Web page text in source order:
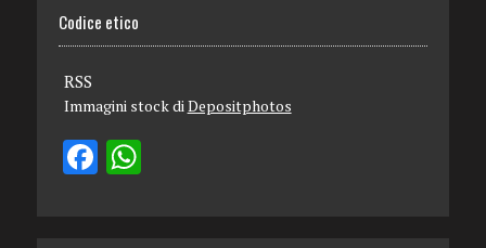
Codice etico
RSS
Immagini stock di Depositphotos